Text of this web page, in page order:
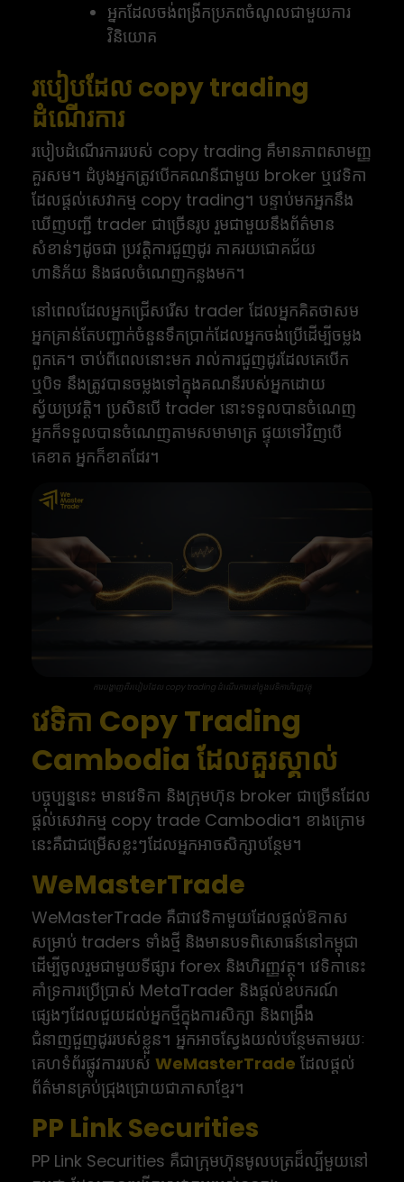
អ្នកដែលចង់ពង្រីកប្រភពចំណូលជាមួយការ
វិនិយោគ
របៀបដែល copy trading
ដំណើរការ
របៀបដំណើរការរបស់ copy trading គឺមានភាពសាមញ្ញ
គួរសម។ ដំបូងអ្នកត្រូវបើកគណនីជាមួយ broker ឬវេទិកា
ដែលផ្តល់សេវាកម្ម copy trading។ បន្ទាប់មកអ្នកនឹង
ឃើញបញ្ជី trader ជាច្រើនរូប រួមជាមួយនឹងព័ត៌មាន
សំខាន់ៗដូចជា ប្រវត្តិការជួញដូរ ភាគរយជោគជ័យ
ហានិភ័យ និងផលចំណេញកន្លងមក។
នៅពេលដែលអ្នកជ្រើសរើស trader ដែលអ្នកគិតថាសម
អ្នកគ្រាន់តែបញ្ជាក់ចំនួនទឹកប្រាក់ដែលអ្នកចង់ប្រើដើម្បីចម្លង
ពួកគេ។ ចាប់ពីពេលនោះមក រាល់ការជួញដូរដែលគេបើក
ឬបិទ នឹងត្រូវបានចម្លងទៅក្នុងគណនីរបស់អ្នកដោយ
ស្វ័យប្រវត្តិ។ ប្រសិនបើ trader នោះទទួលបានចំណេញ
អ្នកក៏ទទួលបានចំណេញតាមសមាមាត្រ ផ្ទុយទៅវិញបើ
គេខាត អ្នកក៏ខាតដែរ។
ការបង្ហាញពីរបៀបដែល copy trading ដំណើរការនៅក្នុងវេទិកាហិរញ្ញវត្ថុ
វេទិកា Copy Trading
Cambodia ដែលគួរស្គាល់
បច្ចុប្បន្ននេះ មានវេទិកា និងក្រុមហ៊ុន broker ជាច្រើនដែល
ផ្តល់សេវាកម្ម copy trade Cambodia។ ខាងក្រោម
នេះគឺជាជម្រើសខ្លះៗដែលអ្នកអាចសិក្សាបន្ថែម។
WeMasterTrade
WeMasterTrade គឺជាវេទិកាមួយដែលផ្តល់ឱកាស
សម្រាប់ traders ទាំងថ្មី និងមានបទពិសោធន៍នៅកម្ពុជា
ដើម្បីចូលរួមជាមួយទីផ្សារ forex និងហិរញ្ញវត្ថុ។ វេទិកានេះ
គាំទ្រការប្រើប្រាស់ MetaTrader និងផ្តល់ឧបករណ៍
ផ្សេងៗដែលជួយដល់អ្នកថ្មីក្នុងការសិក្សា និងពង្រឹង
ជំនាញជួញដូររបស់ខ្លួន។ អ្នកអាចស្វែងយល់បន្ថែមតាមរយៈ
គេហទំព័រផ្លូវការរបស់ WeMasterTrade ដែលផ្តល់
ព័ត៌មានគ្រប់ជ្រុងជ្រោយជាភាសាខ្មែរ។
PP Link Securities
PP Link Securities គឺជាក្រុមហ៊ុនមូលបត្រដ៏ល្បីមួយនៅ